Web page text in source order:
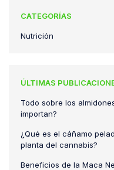
CATEGORÍAS
Nutrición
ÚLTIMAS
Todo sobre los
importan?
¿Qué es el cáñamo
planta del cannabis?
Beneficios de la Maca